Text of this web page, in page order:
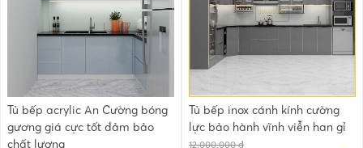
Tủ bếp acrylic An Cường bóng
gương giá cực tốt đảm bảo
chất lượng
Tủ bếp inox cánh kính cường
lực bảo hành vĩnh viễn han gỉ
12.000.000 đ